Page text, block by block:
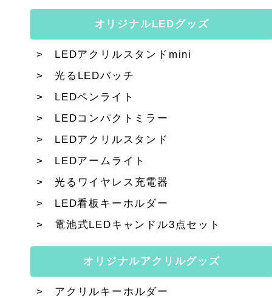
オリジナルLEDグッズ
LEDアクリルスタンドmini
光るLEDバッチ
LEDペンライト
LEDコンパクトミラー
LEDアクリルスタンド
LEDアームライト
光るワイヤレス充電器
LED看板キーホルダー
電池式LEDキャンドル3点セット
オリジナルアクリルグッズ
アクリルキーホルダー